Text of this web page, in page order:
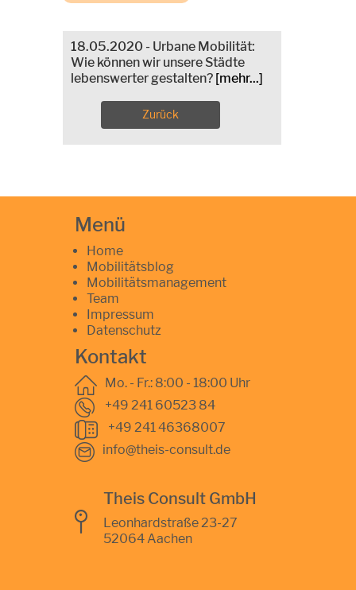
18.05.2020 - Urbane Mobilität:
Wie können wir unsere Städte
lebenswerter gestalten? [mehr...]
Zurück
Menü
Home
Mobilitätsblog
Mobilitätsmanagement
Team
Impressum
Datenschutz
Kontakt
Mo. - Fr.: 8:00 - 18:00 Uhr
+49 241 60523 84
+49 241 46368007
info@theis-consult.de
Theis Consult GmbH
Leonhardstraße 23-27
52064 Aachen